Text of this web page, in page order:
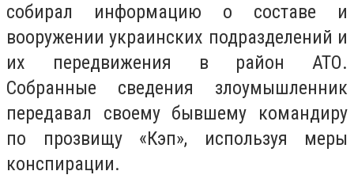
собирал информацию о составе и
вооружении украинских подразделений и
их передвижения в район АТО.
Собранные сведения злоумышленник
передавал своему бывшему командиру
по прозвищу «Кэп», используя меры
конспирации.